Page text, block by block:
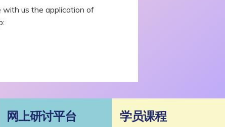
with us the application of
网上研讨平台 学员课程